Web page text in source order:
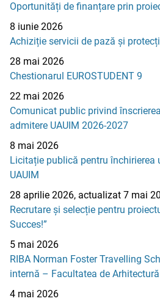
Oportunități de finanțare prin
8 iunie 2026
Achiziție servicii de pază și
28 mai 2026
Chestionarul EUROSTUDENT 9
22 mai 2026
Comunicat public privind
admitere UAUIM 2026-2027
8 mai 2026
Licitație publică pentru închirierea
UAUIM
28 aprilie 2026, actualizat 7 mai
Recrutare și selecție pentru
Succes!”
5 mai 2026
RIBA Norman Foster Travelling
internă – Facultatea de Arhitectură
4 mai 2026